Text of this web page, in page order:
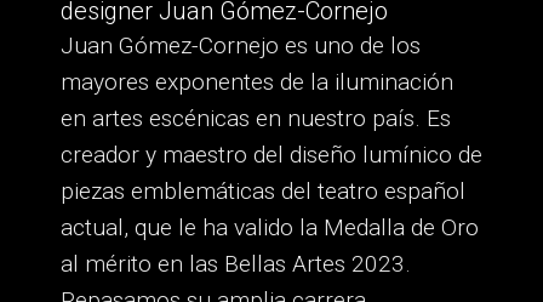
designer Juan Gómez-Cornejo
Juan Gómez-Cornejo es uno de los
mayores exponentes de la iluminación
en artes escénicas en nuestro país. Es
creador y maestro del diseño lumínico de
piezas emblemáticas del teatro español
actual, que le ha valido la Medalla de Oro
al mérito en las Bellas Artes 2023.